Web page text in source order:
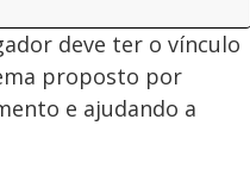
deve ter o vínculo
proposto por
e ajudando a